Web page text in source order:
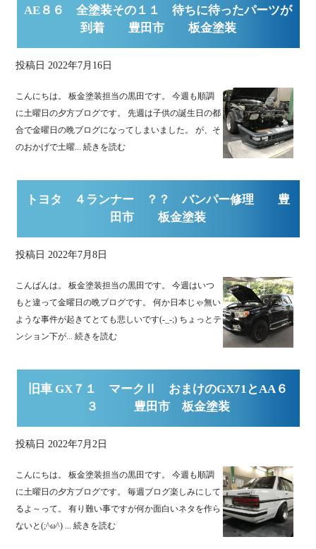
AE８６ 全塗装その１１ 待ちに待ったパーツが
到着 豊田市 板金塗装
投稿日 2022年7月16日
こんにちは。 板金塗装担当の黒田です。 今週も順調
に土曜日の夕方ブログです。 先週は子供の誕生日の都
合で金曜日の晩ブログになってしまいました。 が、そ
のおかげで土曜...続きを読む
トヨタ ４ランナー ？？ バンパー修理 豊
田市 板金塗装
投稿日 2022年7月8日
こんばんは。 板金塗装担当の黒田です。 今週はいつ
もと違って金曜日の晩ブログです。 何か日本じゃ無い
ような事件が起きてとても悲しいです(-_-;) ちょっとテ
ンション下が...続きを読む
旧車 GX７１ マークⅡ おまけのGX71とAA６
３ 豊田市 板金塗装
投稿日 2022年7月2日
こんにちは。 板金塗装担当の黒田です。 今週も順調
に土曜日の夕方ブログです。 毎週ブログ楽しみにして
るよ～って。 有り難い事ですが何か面白いネタを作ら
ないと(;^ω^) ...続きを読む